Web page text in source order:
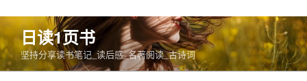
跳
至
内
容
日读1页书
坚持分享读书笔记_读后感_名著阅读_古诗词